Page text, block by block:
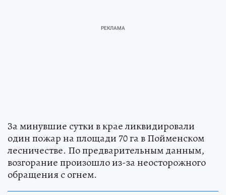
За минувшие сутки в крае ликвидировали
один пожар на площади 70 га в Пойменском
лесничестве. По предварительным данным,
возгорание произошло из-за неосторожного
обращения с огнем.